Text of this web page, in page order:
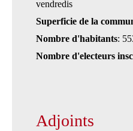
vendredis
Superficie de la
Nombre d'habitants:
Nombre d'electeurs
Adjoints